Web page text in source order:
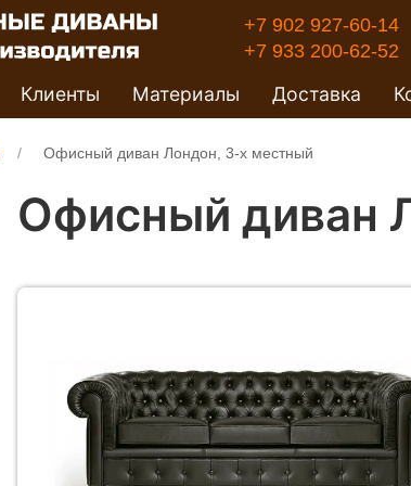
+7 902 927-60-14
+7 933 200-62-52
Клиенты Материалы Доставка
Офисный диван Лондон, 3-х местный
Офисный диван